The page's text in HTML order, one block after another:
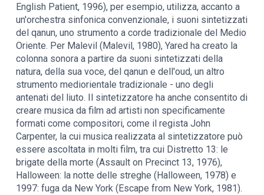
English Patient, 1996), per esempio, utilizza, accanto a
un'orchestra sinfonica convenzionale, i suoni sintetizzati
del qanun, uno strumento a corde tradizionale del Medio
Oriente. Per Malevil (Malevil, 1980), Yared ha creato la
colonna sonora a partire da suoni sintetizzati della
natura, della sua voce, del qanun e dell'oud, un altro
strumento mediorientale tradizionale - uno degli
antenati del liuto. Il sintetizzatore ha anche consentito di
creare musica da film ad artisti non specificamente
formati come compositori, come il regista John
Carpenter, la cui musica realizzata al sintetizzatore può
essere ascoltata in molti film, tra cui Distretto 13: le
brigate della morte (Assault on Precinct 13, 1976),
Halloween: la notte delle streghe (Halloween, 1978) e
1997: fuga da New York (Escape from New York, 1981).